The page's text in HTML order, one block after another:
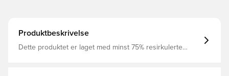
Produktbeskrivelse
Dette produktet er laget med minst 75% resirkulerte